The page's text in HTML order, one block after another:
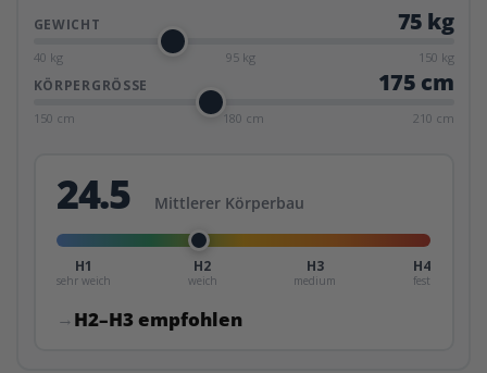
GEWICHT 75 kg
40 kg 95 kg 150 kg
KÖRPERGRÖSSE 175 cm
150 cm 180 cm 210 cm
24.5 Mittlerer Körperbau
H1
sehr weich
H2
weich
H3
medium
H4
fest
→ H2–H3 empfohlen